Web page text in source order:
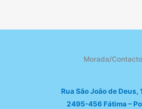
Morada/
Rua São João de Deus,
2495-456 Fátima –